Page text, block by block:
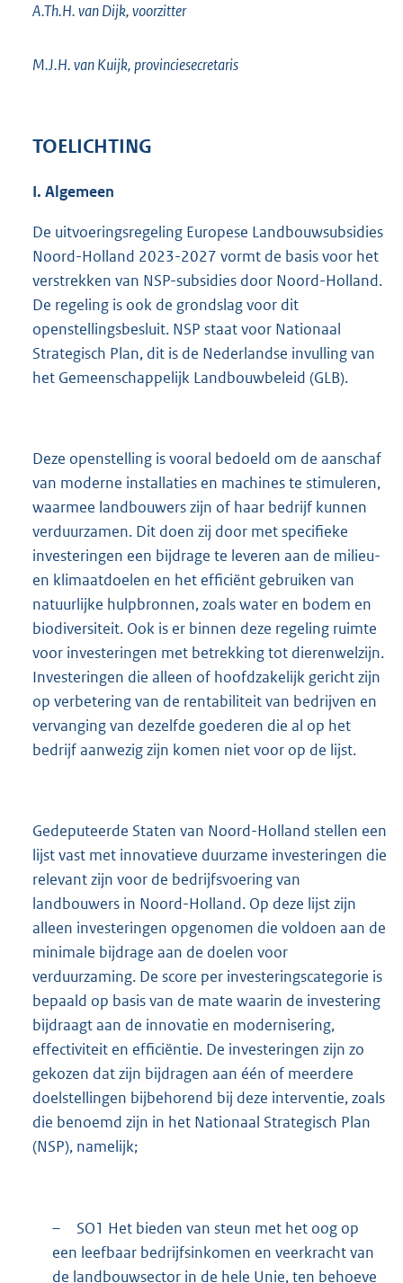
A.Th.H. van Dijk, voorzitter
M.J.H. van Kuijk, provinciesecretaris
TOELICHTING
I. Algemeen
De uitvoeringsregeling Europese Landbouwsubsidies
Noord-Holland 2023-2027 vormt de basis voor het
verstrekken van NSP-subsidies door Noord-Holland.
De regeling is ook de grondslag voor dit
openstellingsbesluit. NSP staat voor Nationaal
Strategisch Plan, dit is de Nederlandse invulling van
het Gemeenschappelijk Landbouwbeleid (GLB).
Deze openstelling is vooral bedoeld om de aanschaf
van moderne installaties en machines te stimuleren,
waarmee landbouwers zijn of haar bedrijf kunnen
verduurzamen. Dit doen zij door met specifieke
investeringen een bijdrage te leveren aan de milieu-
en klimaatdoelen en het efficiënt gebruiken van
natuurlijke hulpbronnen, zoals water en bodem en
biodiversiteit. Ook is er binnen deze regeling ruimte
voor investeringen met betrekking tot dierenwelzijn.
Investeringen die alleen of hoofdzakelijk gericht zijn
op verbetering van de rentabiliteit van bedrijven en
vervanging van dezelfde goederen die al op het
bedrijf aanwezig zijn komen niet voor op de lijst.
Gedeputeerde Staten van Noord-Holland stellen een
lijst vast met innovatieve duurzame investeringen die
relevant zijn voor de bedrijfsvoering van
landbouwers in Noord-Holland. Op deze lijst zijn
alleen investeringen opgenomen die voldoen aan de
minimale bijdrage aan de doelen voor
verduurzaming. De score per investeringscategorie is
bepaald op basis van de mate waarin de investering
bijdraagt aan de innovatie en modernisering,
effectiviteit en efficiëntie. De investeringen zijn zo
gekozen dat zijn bijdragen aan één of meerdere
doelstellingen bijbehorend bij deze interventie, zoals
die benoemd zijn in het Nationaal Strategisch Plan
(NSP), namelijk;
–
SO1 Het bieden van steun met het oog op
een leefbaar bedrijfsinkomen en veerkracht van
de landbouwsector in de hele Unie, ten behoeve